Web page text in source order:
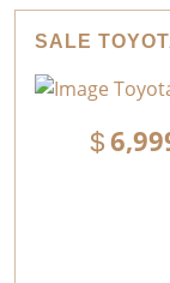
SALE